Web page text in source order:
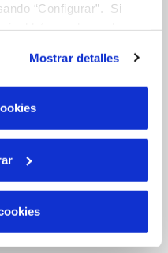
“Configurar”. Si
sitio web funcione y que
Puedes consultar
de Cookies
Mostrar detalles